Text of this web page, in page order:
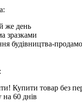
же день
зразками
будівництва-
Купити товар без
на 60 днів